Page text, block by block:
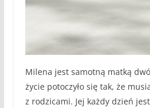
Milena jest samotną matką
życie potoczyło się tak, że
z rodzicami. Jej każdy dzień